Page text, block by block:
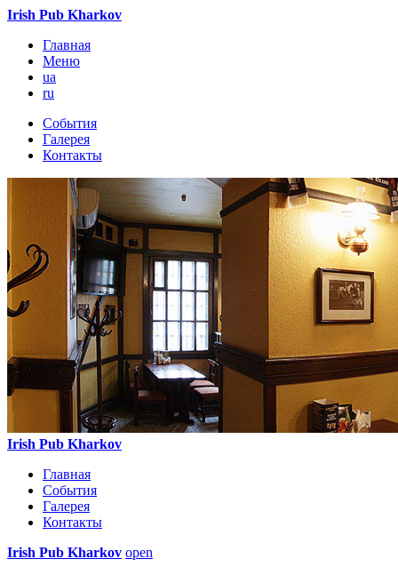
Irish Pub Kharkov
Главная
Меню
ua
ru
События
Галерея
Контакты
Irish Pub Kharkov
Главная
События
Галерея
Контакты
Irish Pub Kharkov open